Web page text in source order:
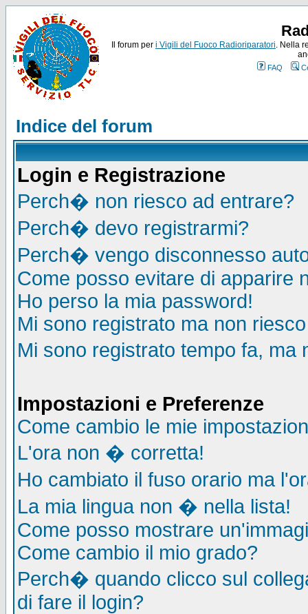
Il forum per i Vigili del Fuoco Radioriparatori. Nella
FAQ
Indice del forum
Login e Registrazione
Perch� non riesco ad entrare?
Perch� devo registrarmi?
Perch� vengo disconnesso
Come posso evitare di apparire
Ho perso la mia password!
Mi sono registrato ma non
Mi sono registrato tempo fa,
Impostazioni e Preferenze
Come cambio le mie
L'ora non � corretta!
Ho cambiato il fuso orario ma
La mia lingua non � nella lista!
Come posso mostrare
Come cambio il mio grado?
Perch� quando clicco sul
di fare il login?